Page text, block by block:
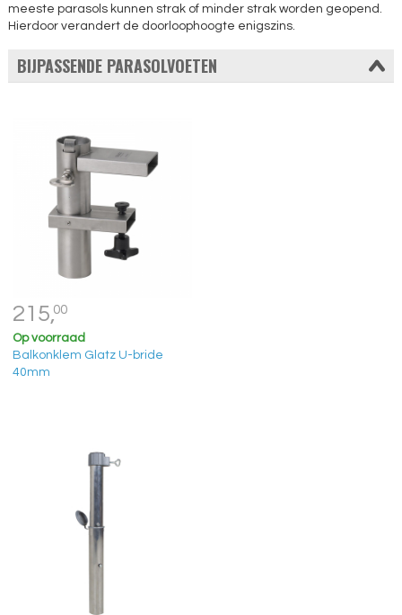
meeste parasols kunnen strak of minder strak worden geopend.
Hierdoor verandert de doorloophoogte enigszins.
BIJPASSENDE PARASOLVOETEN
215,00
Op voorraad
Balkonklem Glatz U-bride
40mm